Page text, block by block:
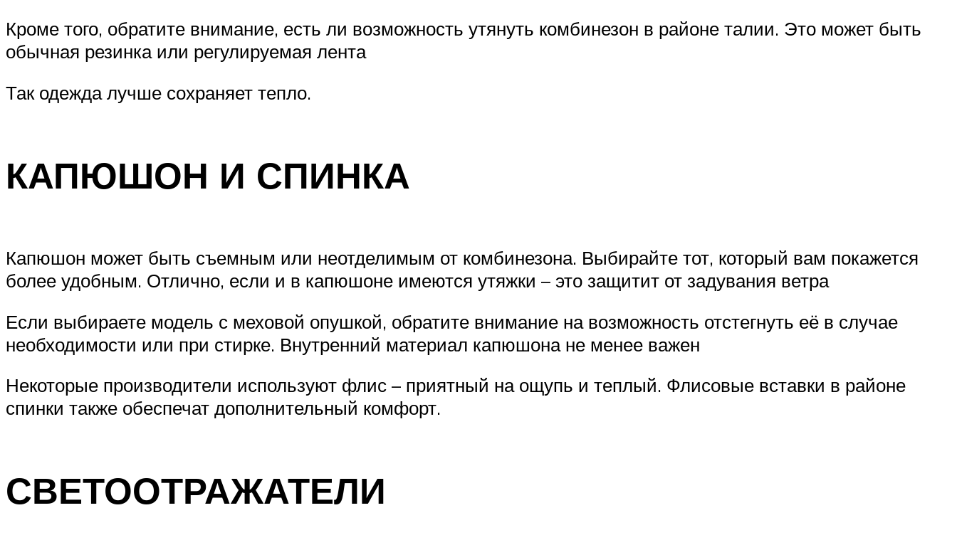
Кроме того, обратите внимание, есть ли возможность утянуть комбинезон в районе талии. Это может быть
обычная резинка или регулируемая лента
Так одежда лучше сохраняет тепло.
КАПЮШОН И СПИНКА
Капюшон может быть съемным или неотделимым от комбинезона. Выбирайте тот, который вам покажется
более удобным. Отлично, если и в капюшоне имеются утяжки – это защитит от задувания ветра
Если выбираете модель с меховой опушкой, обратите внимание на возможность отстегнуть её в случае
необходимости или при стирке. Внутренний материал капюшона не менее важен
Некоторые производители используют флис – приятный на ощупь и теплый. Флисовые вставки в районе
спинки также обеспечат дополнительный комфорт.
СВЕТООТРАЖАТЕЛИ